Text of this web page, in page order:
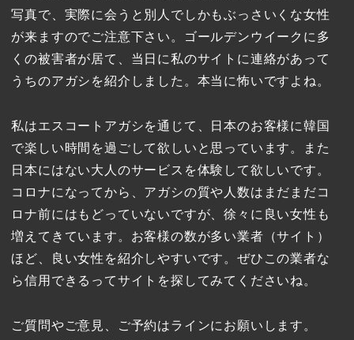
写真で、実際に会うと別人でしかもぶっさいくな女性
が来ますのでご注意下さい。ゴールデンウイークに多
くの被害者が居て、当日に私のサイトに連絡があって
うちのアガシを紹介しました。本当に怖いですよね。
私はエスコートアガシを通じて、日本のお客様に韓国
で楽しい時間を過ごして欲しいと思っています。また
日本にはない大人のサービスを体験して欲しいです。
コロナになってから、アガシの質や人数はまだまだコ
ロナ前にはもどっていないですが、徐々に良い女性も
増えてきています。お客様の数が多い業者（サイト）
ほど、良い女性を紹介しやすいです。ぜひこの業者な
ら信用できるってサイトを探してみてくださいね。
ご質問やご意見、ご予約はラインにお願いします。